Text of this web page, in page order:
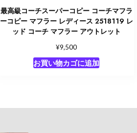
最高級コーチスーパーコピー コーチマフラ
ーコピー マフラー レディース 2518119 レ
ッド コーチ マフラー アウトレット
¥9,500
お買い物カゴに追加